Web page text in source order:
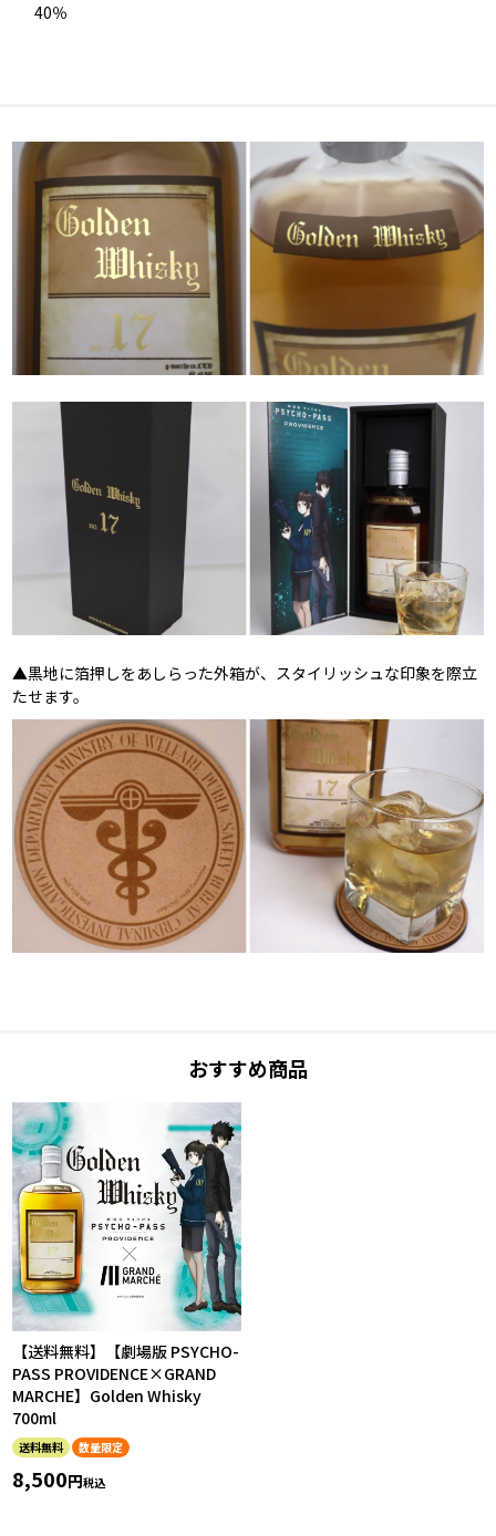
40％
▲黒地に箔押しをあしらった外箱が、スタイリッシュな印象を際立
たせます。
おすすめ商品
【送料無料】【劇場版 PSYCHO-
PASS PROVIDENCE×GRAND
MARCHE】Golden Whisky
700ml
送料無料 数量限定
8,500 税込